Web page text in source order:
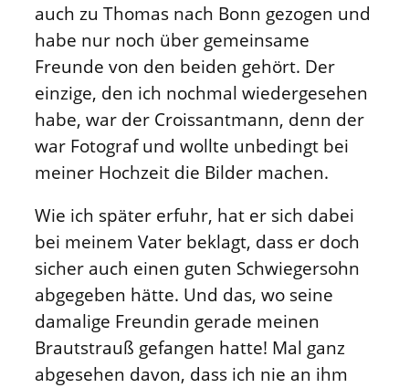
auch zu Thomas nach Bonn gezogen und
habe nur noch über gemeinsame
Freunde von den beiden gehört. Der
einzige, den ich nochmal wiedergesehen
habe, war der Croissantmann, denn der
war Fotograf und wollte unbedingt bei
meiner Hochzeit die Bilder machen.
Wie ich später erfuhr, hat er sich dabei
bei meinem Vater beklagt, dass er doch
sicher auch einen guten Schwiegersohn
abgegeben hätte. Und das, wo seine
damalige Freundin gerade meinen
Brautstrauß gefangen hatte! Mal ganz
abgesehen davon, dass ich nie an ihm